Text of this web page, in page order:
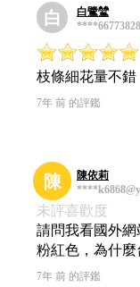
白
白鷺鷥
枝條細花量不錯
7年 前 的評鑑
陳
陳依莉
未評喜歡度
請問我看國外網
粉紅色，為什
7年 前 的評鑑